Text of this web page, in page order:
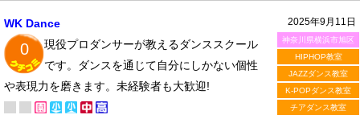
2025年9月11日
神奈川県横浜市旭区
HIPHOP教室
JAZZダンス教室
K-POPダンス教室
チアダンス教室
WK Dance
0
現役プロダンサーが教えるダンススクール
です。ダンスを通じて自分にしかない個性
や表現力を磨きます。未経験者も大歓迎!